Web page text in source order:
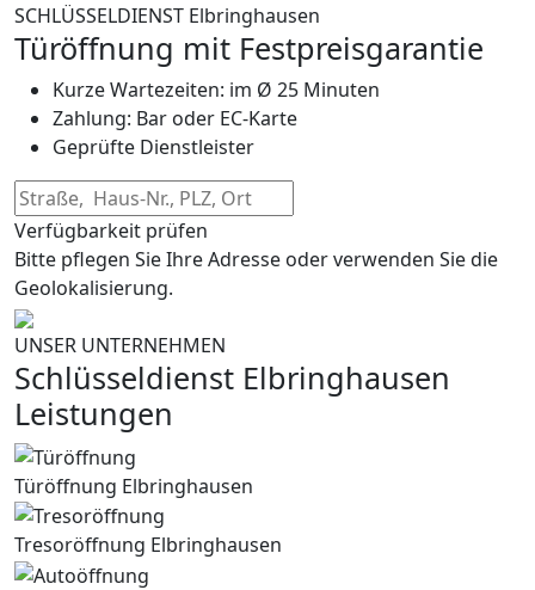
SCHLÜSSELDIENST Elbringhausen
Türöffnung mit Festpreisgarantie
Kurze Wartezeiten: im Ø 25 Minuten
Zahlung: Bar oder EC-Karte
Geprüfte Dienstleister
Verfügbarkeit prüfen
Bitte pflegen Sie Ihre Adresse oder verwenden Sie die
Geolokalisierung.
UNSER UNTERNEHMEN
Schlüsseldienst Elbringhausen
Leistungen
Türöffnung Elbringhausen
Tresoröffnung Elbringhausen